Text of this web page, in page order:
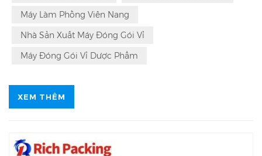
Máy Làm Phồng Viên Nang
Nhà Sản Xuất Máy Đóng Gói Vỉ
Máy Đóng Gói Vỉ Dược Phẩm
XEM THÊM